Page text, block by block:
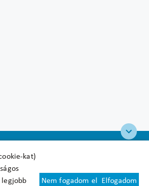
kat)
legjobb
Nem fogadom el Elfogadom
feltételek